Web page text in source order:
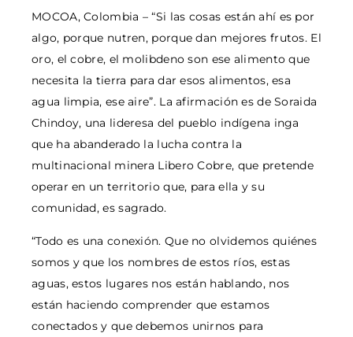
MOCOA, Colombia – “Si las cosas están ahí es por
algo, porque nutren, porque dan mejores frutos. El
oro, el cobre, el molibdeno son ese alimento que
necesita la tierra para dar esos alimentos, esa
agua limpia, ese aire”. La afirmación es de Soraida
Chindoy, una lideresa del pueblo indígena inga
que ha abanderado la lucha contra la
multinacional minera Libero Cobre, que pretende
operar en un territorio que, para ella y su
comunidad, es sagrado.
“Todo es una conexión. Que no olvidemos quiénes
somos y que los nombres de estos ríos, estas
aguas, estos lugares nos están hablando, nos
están haciendo comprender que estamos
conectados y que debemos unirnos para